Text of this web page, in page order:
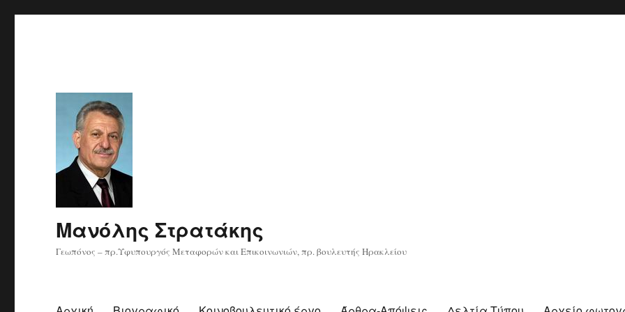
Μανόλης Στρατάκης
Γεωπόνος – πρ.Υφυπουργός Μεταφορών και Επικοινωνιών, πρ. βουλευτής Ηρακλείου